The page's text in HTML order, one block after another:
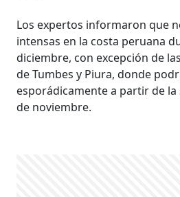
Los expertos informaron que
intensas en la costa peruana
diciembre, con excepción de
de Tumbes y Piura, donde
esporádicamente a partir de
de noviembre.